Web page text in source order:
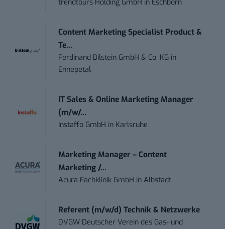
trendtours Holding GmbH in Eschborn
Content Marketing Specialist Product &
Te...
Ferdinand Bilstein GmbH & Co. KG in
Ennepetal
IT Sales & Online Marketing Manager
(m/w/...
Instaffo GmbH in Karlsruhe
Marketing Manager – Content
Marketing /...
Acura Fachklinik GmbH inAlbstadt
Referent (m/w/d) Technik & Netzwerke
DVGW Deutscher Verein des Gas- und